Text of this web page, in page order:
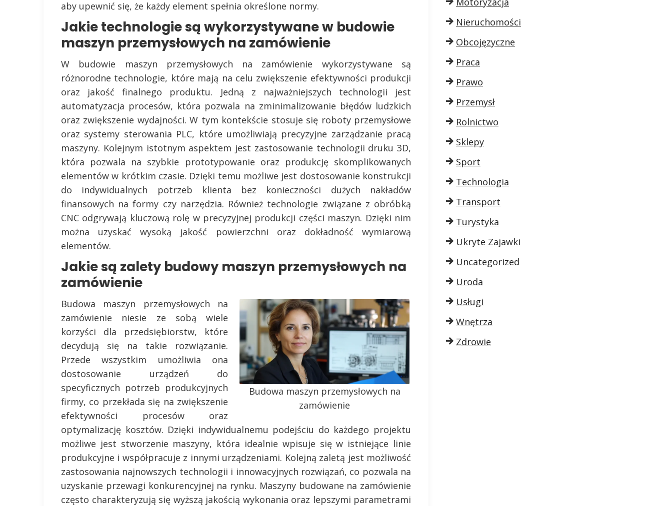
aby upewnić się, że każdy element spełnia określone normy.
Jakie technologie są wykorzystywane w budowie
maszyn przemysłowych na zamówienie
W budowie maszyn przemysłowych na zamówienie wykorzystywane są
różnorodne technologie, które mają na celu zwiększenie efektywności produkcji
oraz jakość finalnego produktu. Jedną z najważniejszych technologii jest
automatyzacja procesów, która pozwala na zminimalizowanie błędów ludzkich
oraz zwiększenie wydajności. W tym kontekście stosuje się roboty przemysłowe
oraz systemy sterowania PLC, które umożliwiają precyzyjne zarządzanie pracą
maszyny. Kolejnym istotnym aspektem jest zastosowanie technologii druku 3D,
która pozwala na szybkie prototypowanie oraz produkcję skomplikowanych
elementów w krótkim czasie. Dzięki temu możliwe jest dostosowanie konstrukcji
do indywidualnych potrzeb klienta bez konieczności dużych nakładów
finansowych na formy czy narzędzia. Również technologie związane z obróbką
CNC odgrywają kluczową rolę w precyzyjnej produkcji części maszyn. Dzięki nim
można uzyskać wysoką jakość powierzchni oraz dokładność wymiarową
elementów.
Jakie są zalety budowy maszyn przemysłowych na
zamówienie
Budowa maszyn przemysłowych na
zamówienie
Budowa maszyn przemysłowych na
zamówienie niesie ze sobą wiele
korzyści dla przedsiębiorstw, które
decydują się na takie rozwiązanie.
Przede wszystkim umożliwia ona
dostosowanie urządzeń do
specyficznych potrzeb produkcyjnych
firmy, co przekłada się na zwiększenie
efektywności procesów oraz
optymalizację kosztów. Dzięki indywidualnemu podejściu do każdego projektu
możliwe jest stworzenie maszyny, która idealnie wpisuje się w istniejące linie
produkcyjne i współpracuje z innymi urządzeniami. Kolejną zaletą jest możliwość
zastosowania najnowszych technologii i innowacyjnych rozwiązań, co pozwala na
uzyskanie przewagi konkurencyjnej na rynku. Maszyny budowane na zamówienie
często charakteryzują się wyższą jakością wykonania oraz lepszymi parametrami
Nieruchomości
Obcojęzyczne
Praca
Prawo
Przemysł
Rolnictwo
Sklepy
Sport
Technologia
Transport
Turystyka
Ukryte Zajawki
Uncategorized
Uroda
Usługi
Wnętrza
Zdrowie